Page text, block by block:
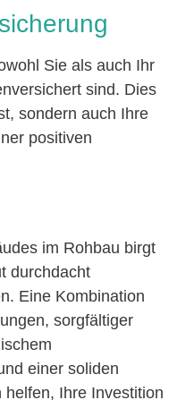
Sie als auch Ihr
sind. Dies
sondern auch Ihre
positiven
im Rohbau birgt
durchdacht
Eine Kombination
sorgfältiger
einer soliden
Ihre Investition